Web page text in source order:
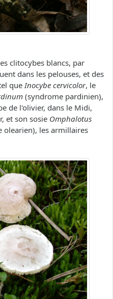
clitocybes blancs, par
dans les pelouses, et des
queInocybe cervicolor, le
(syndrome pardinien),
de l'olivier, dans le Midi,
et son sosie Omphalotus
olearien), les armillaires